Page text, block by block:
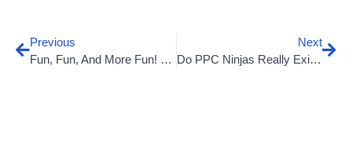
Previous
Fun, Fun, And More Fun! Come Work @ Beyond
Next
Do PPC Ninjas Really Exist Or Not?